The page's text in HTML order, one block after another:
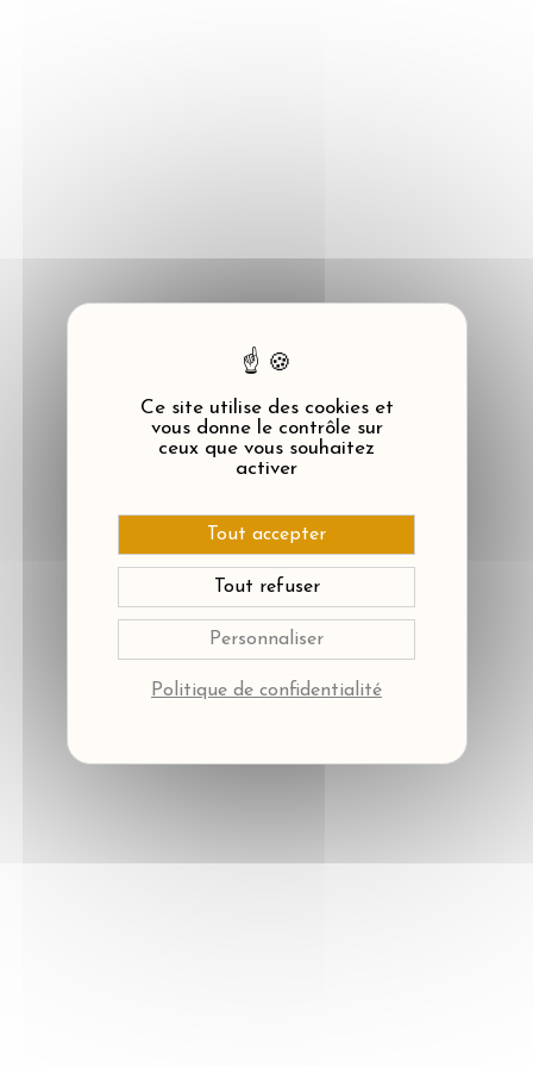
Ce site utilise des cookies et
vous donne le contrôle sur
ceux que vous souhaitez
activer
Tout accepter
Tout refuser
Personnaliser
Politique de confidentialité